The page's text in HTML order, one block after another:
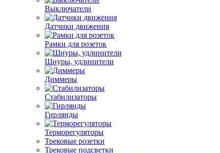
Выключатели
Датчики движения
Рамки для розеток
Шнуры, удлинители
Диммеры
Стабилизаторы
Гирлянды
Терморегуляторы
Трековые розетки
Трековые подсветки